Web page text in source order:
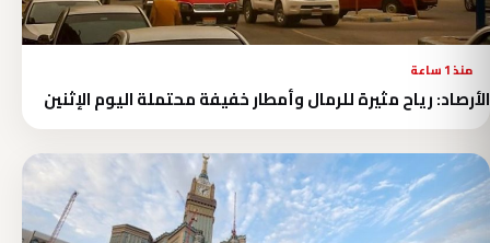
منذ 1 ساعة
الأرصاد: رياح مثيرة للرمال وأمطار خفيفة محتملة اليوم الإثنين